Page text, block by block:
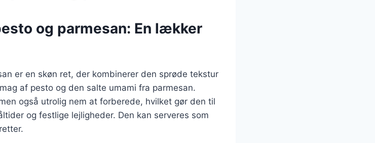
og parmesan: En lækker
er en skøn ret, der kombinerer den sprøde tekstur
af pesto og den salte umami fra parmesan.
også utrolig nem at forberede, hvilket gør den til
og festlige lejligheder. Den kan serveres som